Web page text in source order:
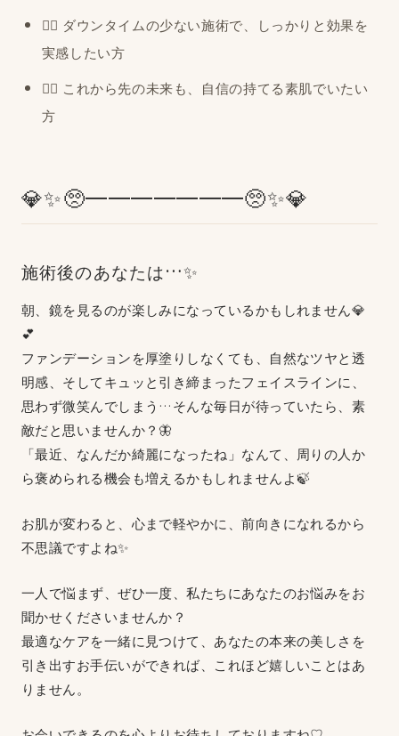
🙋‍♀️ ダウンタイムの少ない施術で、しっかりと効果を
実感したい方
🙋‍♀️ これから先の未来も、自信の持てる素肌でいたい
方
💎✨🥺━━━━━━━🥺✨💎
施術後のあなたは…✨
朝、鏡を見るのが楽しみになっているかもしれません💎
💕
ファンデーションを厚塗りしなくても、自然なツヤと透
明感、そしてキュッと引き締まったフェイスラインに、
思わず微笑んでしまう…そんな毎日が待っていたら、素
敵だと思いませんか？🦋
「最近、なんだか綺麗になったね」なんて、周りの人か
ら褒められる機会も増えるかもしれませんよ🍃
お肌が変わると、心まで軽やかに、前向きになれるから
不思議ですよね✨
一人で悩まず、ぜひ一度、私たちにあなたのお悩みをお
聞かせくださいませんか？
最適なケアを一緒に見つけて、あなたの本来の美しさを
引き出すお手伝いができれば、これほど嬉しいことはあ
りません。